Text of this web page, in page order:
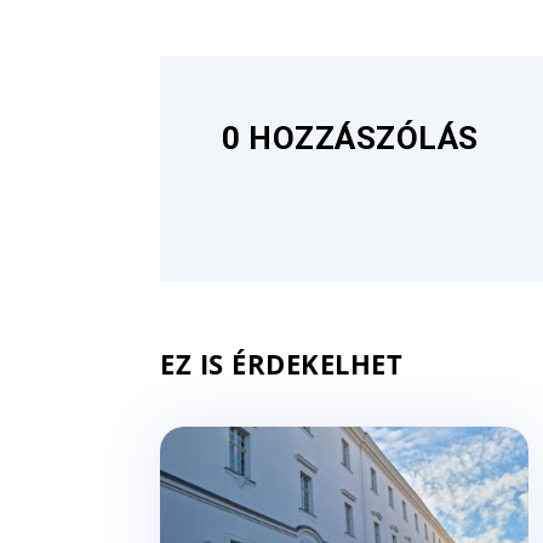
0 HOZZÁSZÓLÁS
EZ IS ÉRDEKELHET